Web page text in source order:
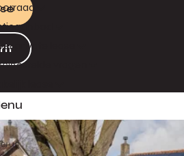
private lease
vragen